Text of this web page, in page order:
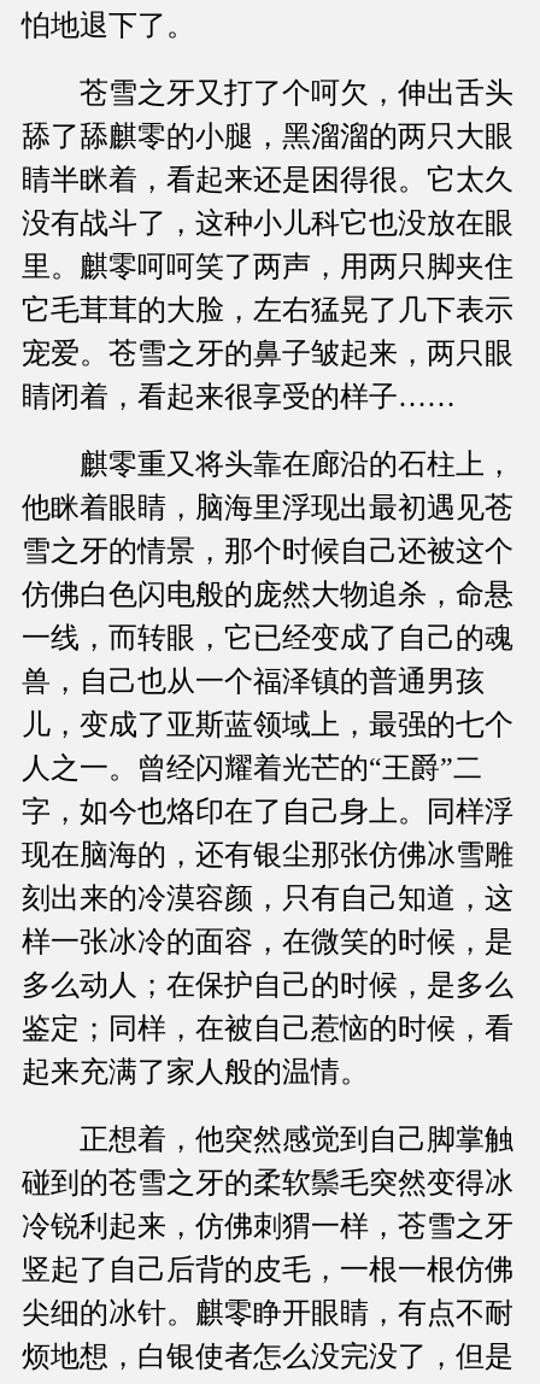
怕地退下了。
苍雪之牙又打了个呵欠，伸出舌头
舔了舔麒零的小腿，黑溜溜的两只大眼
睛半眯着，看起来还是困得很。它太久
没有战斗了，这种小儿科它也没放在眼
里。麒零呵呵笑了两声，用两只脚夹住
它毛茸茸的大脸，左右猛晃了几下表示
宠爱。苍雪之牙的鼻子皱起来，两只眼
睛闭着，看起来很享受的样子……
麒零重又将头靠在廊沿的石柱上，
他眯着眼睛，脑海里浮现出最初遇见苍
雪之牙的情景，那个时候自己还被这个
仿佛白色闪电般的庞然大物追杀，命悬
一线，而转眼，它已经变成了自己的魂
兽，自己也从一个福泽镇的普通男孩
儿，变成了亚斯蓝领域上，最强的七个
人之一。曾经闪耀着光芒的“王爵”二
字，如今也烙印在了自己身上。同样浮
现在脑海的，还有银尘那张仿佛冰雪雕
刻出来的冷漠容颜，只有自己知道，这
样一张冰冷的面容，在微笑的时候，是
多么动人；在保护自己的时候，是多么
鉴定；同样，在被自己惹恼的时候，看
起来充满了家人般的温情。
正想着，他突然感觉到自己脚掌触
碰到的苍雪之牙的柔软鬃毛突然变得冰
冷锐利起来，仿佛刺猬一样，苍雪之牙
竖起了自己后背的皮毛，一根一根仿佛
尖细的冰针。麒零睁开眼睛，有点不耐
烦地想，白银使者怎么没完没了，但是